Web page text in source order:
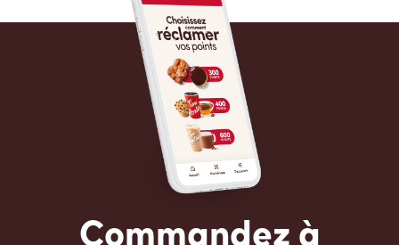
Commandez à